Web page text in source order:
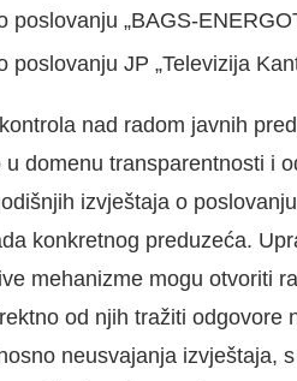
poslovanju „BAGS-
poslovanju JP „Televizija
nad radom javnih
u domenu transparentnosti i
izvještaja o
konkretnog preduzeća.
mehanizme mogu otvoriti
od njih tražiti
neusvajanja izvještaja,